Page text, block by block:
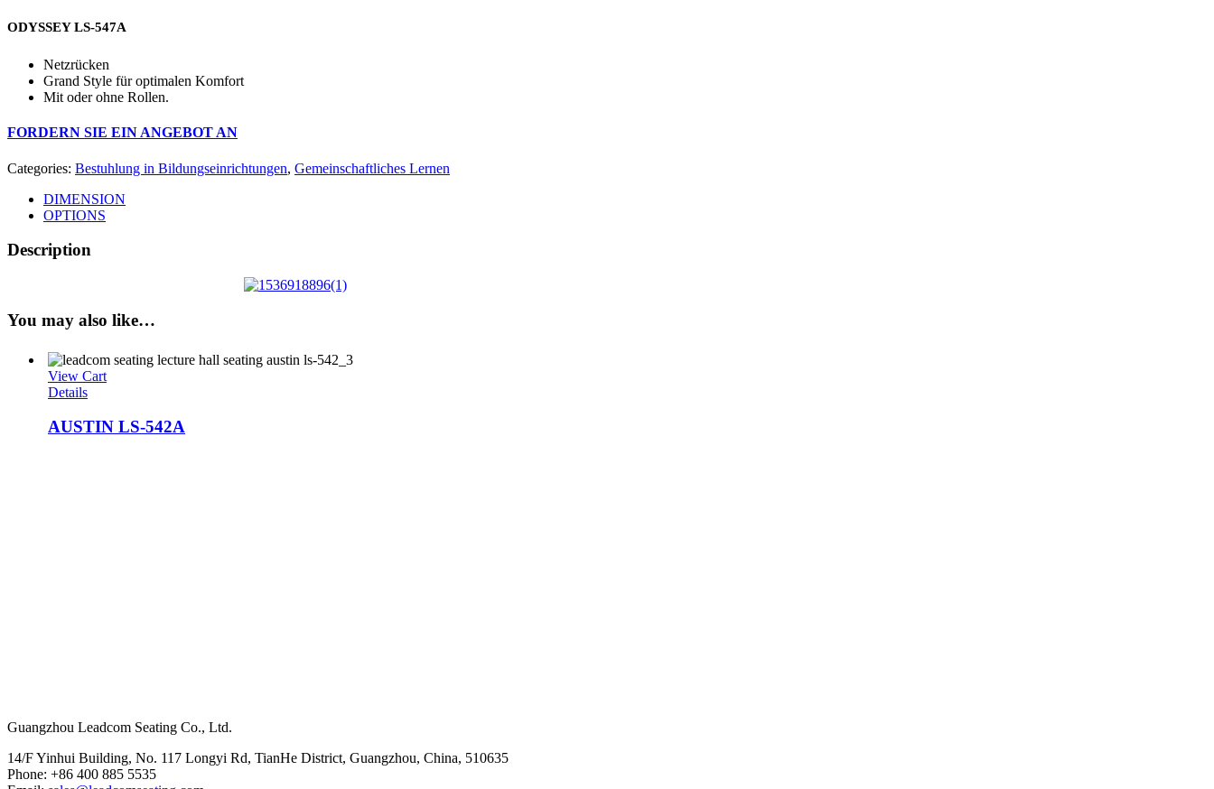
ODYSSEY LS-547A
Netzrücken
Grand Style für optimalen Komfort
Mit oder ohne Rollen.
FORDERN SIE EIN ANGEBOT AN
Categories: Bestuhlung in Bildungseinrichtungen, Gemeinschaftliches Lernen
DIMENSION
OPTIONS
Description
You may also like…
View Cart
Details
AUSTIN LS-542A
Guangzhou Leadcom Seating Co., Ltd.
14/F Yinhui Building, No. 117 Longyi Rd, TianHe District, Guangzhou, China, 510635
Phone: +86 400 885 5535